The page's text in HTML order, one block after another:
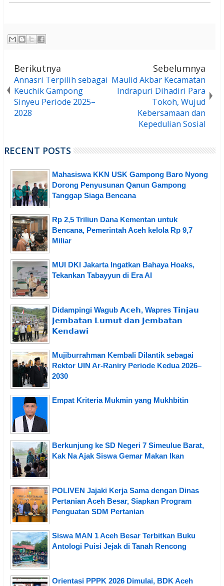
Berikutnya
Annasri Terpilih sebagai
Keuchik Gampong
Sinyeu Periode 2025–
2028
Sebelumnya
Maulid Akbar Kecamatan
Indrapuri Dihadiri Para
Tokoh, Wujud
Kebersamaan dan
Kepedulian Sosial
RECENT POSTS
Mahasiswa KKN USK Gampong Baro Nyong
Dorong Penyusunan Qanun Gampong
Tanggap Siaga Bencana
Rp 2,5 Triliun Dana Kementan untuk
Bencana, Pemerintah Aceh kelola Rp 9,7
Miliar
MUI DKI Jakarta Ingatkan Bahaya Hoaks,
Tekankan Tabayyun di Era AI
Didampingi Wagub 𝗔𝗰𝗲𝗵, Wapres 𝗧𝗶𝗻𝗷𝗮𝘂
𝗝𝗲𝗺𝗯𝗮𝘁𝗮𝗻 𝗟𝘂𝗺𝘂𝘁 𝗱𝗮𝗻 𝗝𝗲𝗺𝗯𝗮𝘁𝗮𝗻
𝗞𝗲𝗻𝗱𝗮𝘄𝗶
Mujiburrahman Kembali Dilantik sebagai
Rektor UIN Ar-Raniry Periode Kedua 2026–
2030
Empat Kriteria Mukmin yang Mukhbitin
Berkunjung ke SD Negeri 7 Simeulue Barat,
Kak Na Ajak Siswa Gemar Makan Ikan
POLIVEN Jajaki Kerja Sama dengan Dinas
Pertanian Aceh Besar, Siapkan Program
Penguatan SDM Pertanian
Siswa MAN 1 Aceh Besar Terbitkan Buku
Antologi Puisi Jejak di Tanah Rencong
Orientasi PPPK 2026 Dimulai, BDK Aceh